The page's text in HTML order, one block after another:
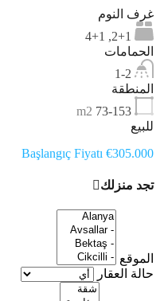
غرف النوم
2+1, 4+1
الحمامات
1-2
المنطقة
73-153
m2
للبيع
Başlangıç Fiyatı €305.000
تجد منزلك
الموقع
حالة العقار